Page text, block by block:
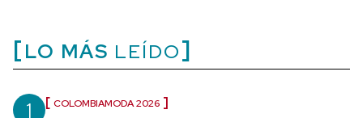
LO MÁS LEÍDO
1 COLOMBIAMODA 2026